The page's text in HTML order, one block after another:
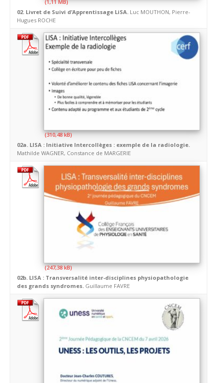
02. Livret de Suivi d’Apprentissage LiSA. Luc MOUTHON, Pierre-
Hugues ROCHE
02a. LISA : Initiative Intercollèges : exemple de la radiologie.
Mathilde WAGNER, Constance de MARGERIE
02b. LISA : Transversalité inter-disciplines physiopathologie
des grands syndromes. Guillaume FAVRE